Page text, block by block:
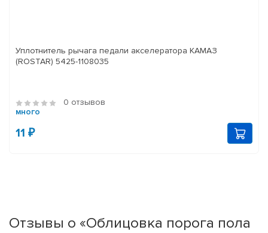
Уплотнитель рычага педали акселератора КАМАЗ
(ROSTAR) 5425-1108035
0 отзывов
много
11 ₽
Отзывы о «Облицовка порога пола